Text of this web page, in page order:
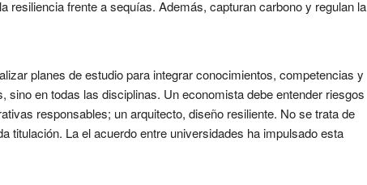
resiliencia frente a sequías. Además, capturan carbono y regulan la
planes de estudio para integrar conocimientos, competencias y
en todas las disciplinas. Un economista debe entender riesgos
responsables; un arquitecto, diseño resiliente. No se trata de
titulación. La el acuerdo entre universidades ha impulsado esta